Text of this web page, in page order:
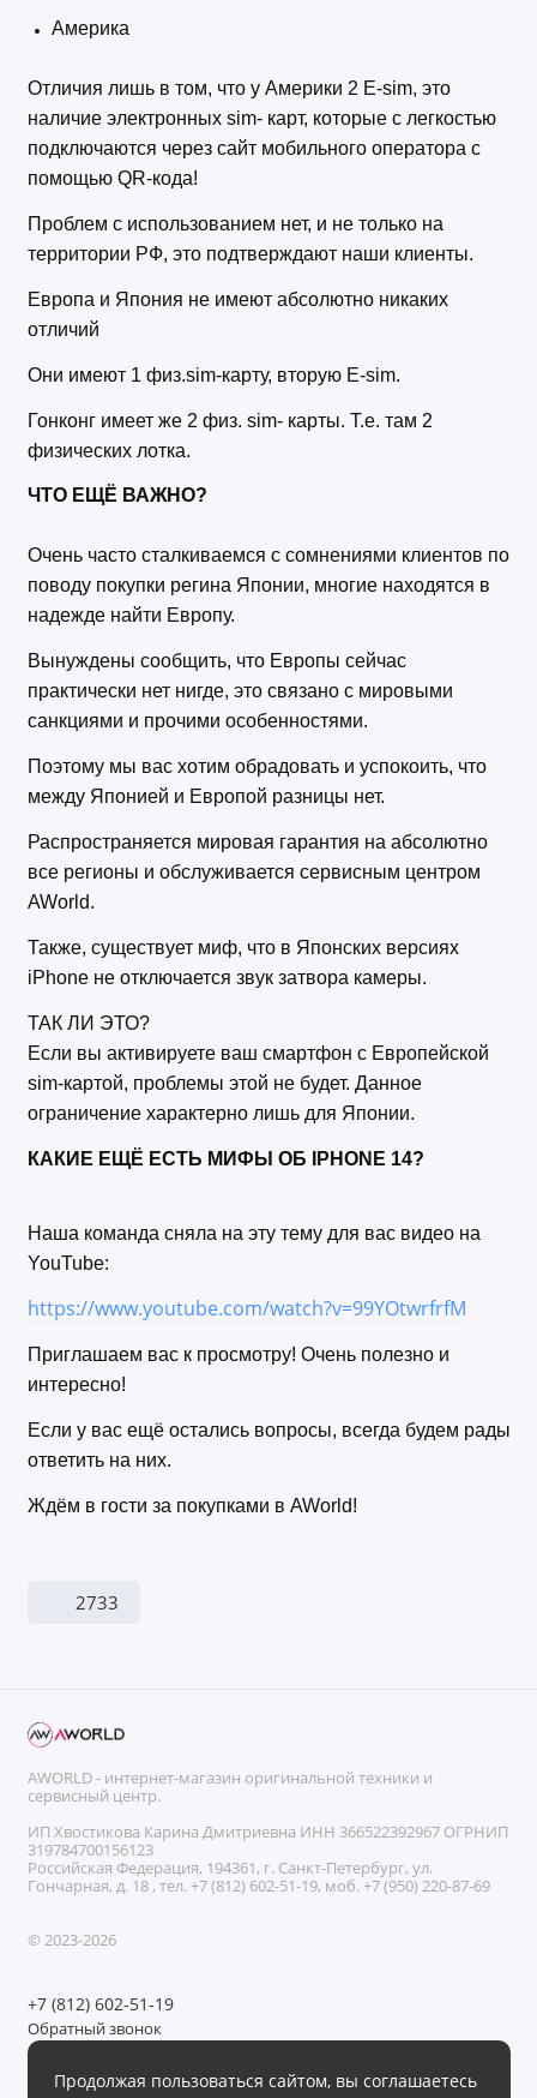
Америка
Отличия лишь в том, что у Америки 2 E-sim, это
наличие электронных sim- карт, которые с легкостью
подключаются через сайт мобильного оператора с
помощью QR-кода!
Проблем с использованием нет, и не только на
территории РФ, это подтверждают наши клиенты.
Европа и Япония не имеют абсолютно никаких
отличий
Они имеют 1 физ.sim-карту, вторую E-sim.
Гонконг имеет же 2 физ. sim- карты. Т.е. там 2
физических лотка.
ЧТО ЕЩЁ ВАЖНО?
Очень часто сталкиваемся с сомнениями клиентов по
поводу покупки регина Японии, многие находятся в
надежде найти Европу.
Вынуждены сообщить, что Европы сейчас
практически нет нигде, это связано с мировыми
санкциями и прочими особенностями.
Поэтому мы вас хотим обрадовать и успокоить, что
между Японией и Европой разницы нет.
Распространяется мировая гарантия на абсолютно
все регионы и обслуживается сервисным центром
AWorld.
Также, существует миф, что в Японских версиях
iPhone не отключается звук затвора камеры.
ТАК ЛИ ЭТО?
Если вы активируете ваш смартфон с Европейской
sim-картой, проблемы этой не будет. Данное
ограничение характерно лишь для Японии.
КАКИЕ ЕЩЁ ЕСТЬ МИФЫ ОБ IPHONE 14?
Наша команда сняла на эту тему для вас видео на
YouTube:
https://www.youtube.com/watch?v=99YOtwrfrfM
Приглашаем вас к просмотру! Очень полезно и
интересно!
Если у вас ещё остались вопросы, всегда будем рады
ответить на них.
Ждём в гости за покупками в AWorld!
2733
Продолжая пользоваться сайтом, вы соглашаетесь
AWORLD - интернет-магазин оригинальной техники и
сервисный центр.
ИП Хвостикова Карина Дмитриевна ИНН 366522392967 ОГРНИП
319784700156123
Российская Федерация, 194361, г. Санкт-Петербург, ул.
Гончарная, д. 18 , тел. +7 (812) 602-51-19, моб. +7 (950) 220-87-69
© 2023-2026
+7 (812) 602-51-19
Обратный звонок